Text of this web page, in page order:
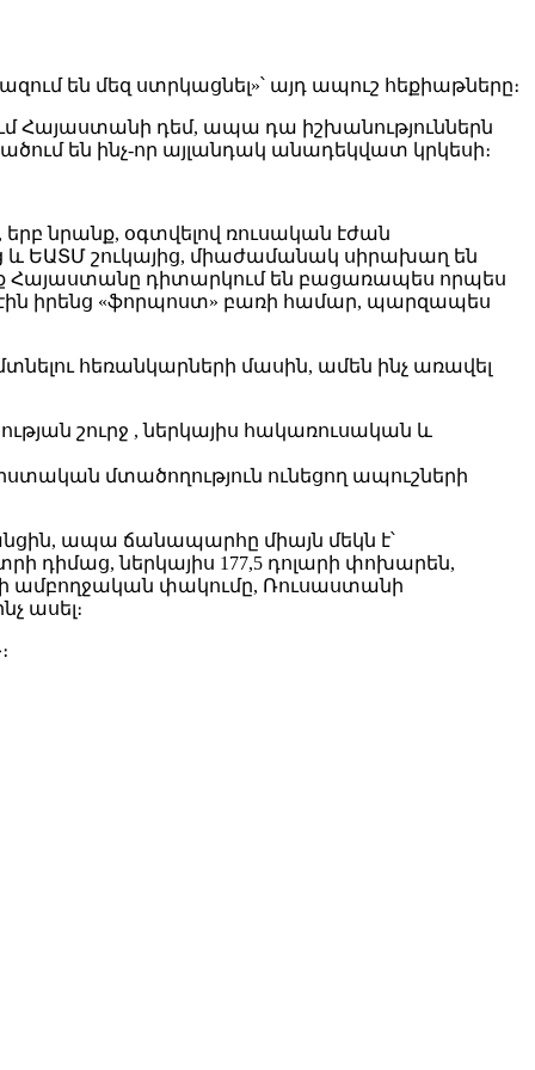
են մեզ ստրկացնել»՝ այդ ապուշ հեքիաթները։
Հայաստանի դեմ, ապա դա իշխանություններն
են ինչ-որ այլանդակ անադեկվատ կրկեսի։
երբ նրանք, օգտվելով ռուսական էժան
ԵԱՏՄ շուկայից, միաժամանակ սիրախաղ են
Հայաստանը դիտարկում են բացառապես որպես
էին իրենց «ֆորպոստ» բառի համար, պարզապես
հեռանկարների մասին, ամեն ինչ առավել
շուրջ , ներկայիս հակառուսական և
մտածողություն ունեցող ապուշների
ապա ճանապարհը միայն մեկն է՝
դիմաց, ներկայիս 177,5 դոլարի փոխարեն,
ամբողջական փակումը, Ռուսաստանի
ասել։